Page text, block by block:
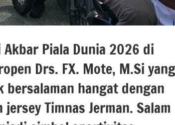
Piala Dunia 2026 di
Drs. FX. Mote, M.Si yang
bersalaman hangat dengan
Timnas Jerman. Salam